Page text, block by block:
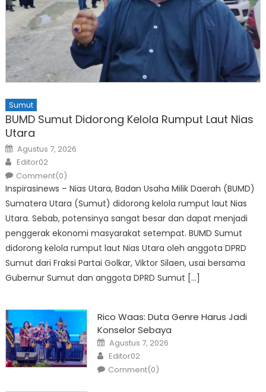
Sumut
BUMD Sumut Didorong Kelola Rumput Laut Nias
Utara
Posted
on
Agustus 7, 2026
Author
Editor02
Comment(0)
Inspirasinews – Nias Utara, Badan Usaha Milik Daerah (BUMD)
Sumatera Utara (Sumut) didorong kelola rumput laut Nias
Utara. Sebab, potensinya sangat besar dan dapat menjadi
penggerak ekonomi masyarakat setempat. BUMD Sumut
didorong kelola rumput laut Nias Utara oleh anggota DPRD
Sumut dari Fraksi Partai Golkar, Viktor Silaen, usai bersama
Gubernur Sumut dan anggota DPRD Sumut […]
Rico Waas: Duta Genre Harus Jadi
Konselor Sebaya
Posted
on
Agustus 7, 2026
Author
Editor02
Comment(0)